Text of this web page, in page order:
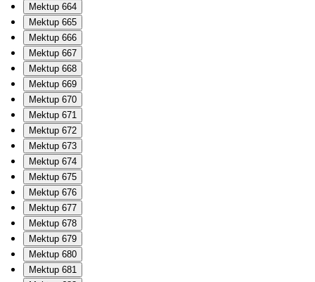
Mektup 664
Mektup 665
Mektup 666
Mektup 667
Mektup 668
Mektup 669
Mektup 670
Mektup 671
Mektup 672
Mektup 673
Mektup 674
Mektup 675
Mektup 676
Mektup 677
Mektup 678
Mektup 679
Mektup 680
Mektup 681